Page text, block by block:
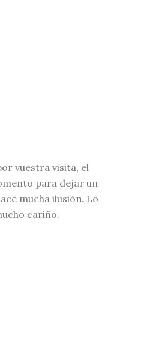
vuestra visita, el
para dejar un
mucha ilusión. Lo
cariño.